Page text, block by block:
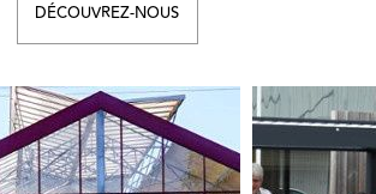
DÉCOUVREZ-NOUS